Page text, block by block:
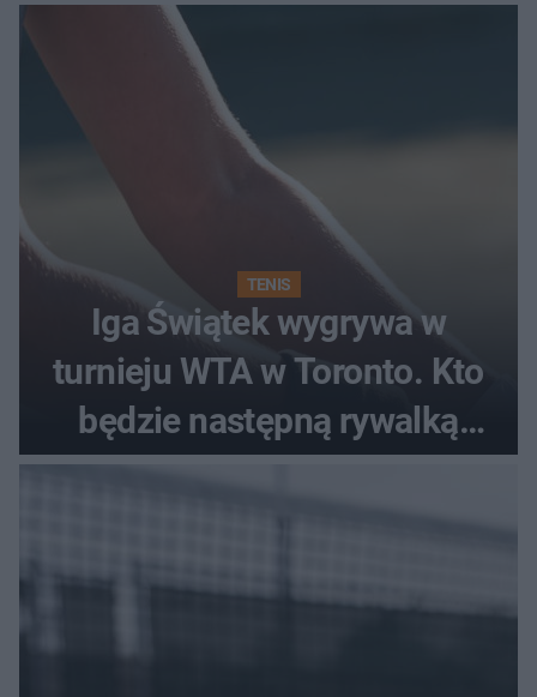
TENIS
Iga Świątek wygrywa w
turnieju WTA w Toronto. Kto
będzie następną rywalką
Polki?